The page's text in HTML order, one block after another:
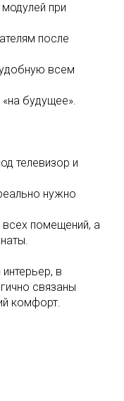
при
после
всем
будущее».
телевизор и
нужно
всех помещений, а
в
связаны
комфорт.